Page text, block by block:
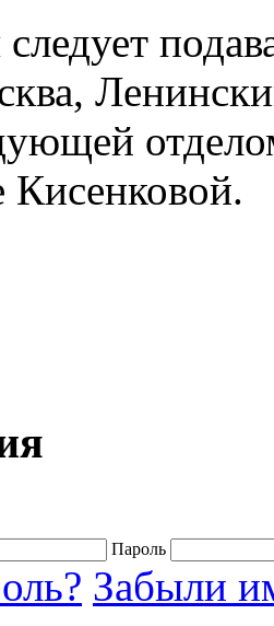
Кисенковой.
Пароль
Забыли